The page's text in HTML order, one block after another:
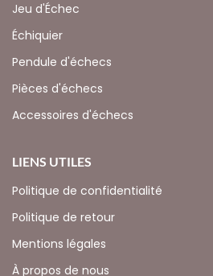
Jeu d'Échec
Échiquier
Pendule d'échecs
Pièces d'échecs
Accessoires d'échecs
LIENS UTILES
Politique de confidentialité
Politique de retour
Mentions légales
À propos de nous